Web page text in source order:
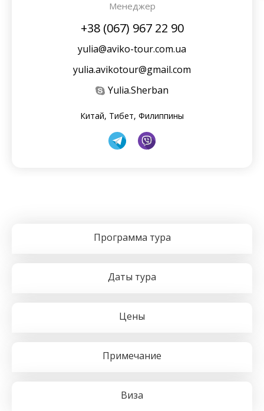
Менеджер
+38 (067) 967 22 90
yulia@aviko-tour.com.ua
yulia.avikotour@gmail.com
Yulia.Sherban
Китай, Тибет, Филиппины
Программа тура
Даты тура
Цены
Примечание
Виза